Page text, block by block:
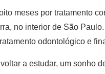
meses por tratamento
no interior de São
odontológico e
a estudar, um sonho